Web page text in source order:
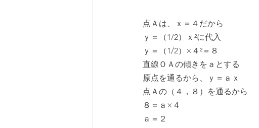
点Ａは、ｘ＝４だから
ｙ＝（1/2）ｘ²に代入
ｙ＝（1/2）×４²＝８
直線ＯＡの傾きをａとする
原点を通るから、ｙ＝ａｘ
点Ａの（４，８）を通るから
８＝ａ×４
ａ＝２